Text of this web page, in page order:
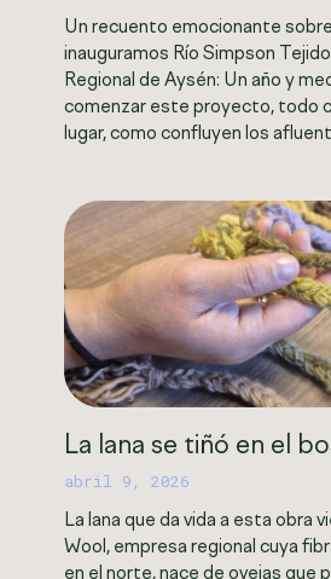
Un recuento emocionante
inauguramos Río Simpson
Regional de Aysén: Un año y
comenzar este proyecto, todo
lugar, como confluyen los
La lana se tiñó en el
abril 9, 2026
La lana que da vida a esta obra
Wool, empresa regional cuya
en el norte, nace de ovejas que